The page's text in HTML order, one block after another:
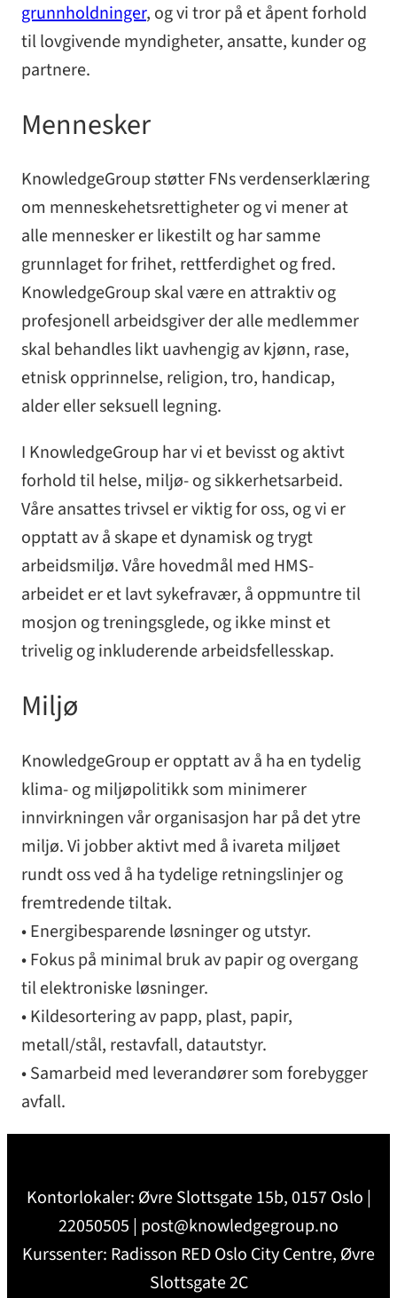
grunnholdninger, og vi tror på et åpent forhold
til lovgivende myndigheter, ansatte, kunder og
partnere.
Mennesker
KnowledgeGroup støtter FNs verdenserklæring
om menneskehetsrettigheter og vi mener at
alle mennesker er likestilt og har samme
grunnlaget for frihet, rettferdighet og fred.
KnowledgeGroup skal være en attraktiv og
profesjonell arbeidsgiver der alle medlemmer
skal behandles likt uavhengig av kjønn, rase,
etnisk opprinnelse, religion, tro, handicap,
alder eller seksuell legning.
I KnowledgeGroup har vi et bevisst og aktivt
forhold til helse, miljø- og sikkerhetsarbeid.
Våre ansattes trivsel er viktig for oss, og vi er
opptatt av å skape et dynamisk og trygt
arbeidsmiljø. Våre hovedmål med HMS-
arbeidet er et lavt sykefravær, å oppmuntre til
mosjon og treningsglede, og ikke minst et
trivelig og inkluderende arbeidsfellesskap.
Miljø
KnowledgeGroup er opptatt av å ha en tydelig
klima- og miljøpolitikk som minimerer
innvirkningen vår organisasjon har på det ytre
miljø. Vi jobber aktivt med å ivareta miljøet
rundt oss ved å ha tydelige retningslinjer og
fremtredende tiltak.
• Energibesparende løsninger og utstyr.
• Fokus på minimal bruk av papir og overgang
til elektroniske løsninger.
• Kildesortering av papp, plast, papir,
metall/stål, restavfall, datautstyr.
• Samarbeid med leverandører som forebygger
avfall.
Kontorlokaler: Øvre Slottsgate 15b, 0157 Oslo |
22050505 | post@knowledgegroup.no
Kurssenter: Radisson RED Oslo City Centre, Øvre
Slottsgate 2C